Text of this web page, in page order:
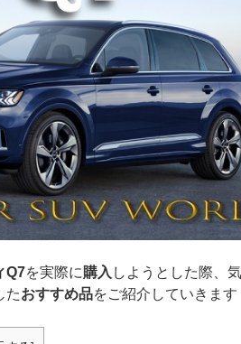
Q7を実際に購入 しようとした際、
たおすすめ品をご紹介していきます